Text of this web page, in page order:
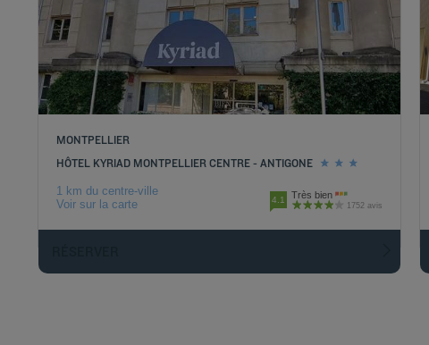
MONTPELLIER
HÔTEL KYRIAD MONTPELLIER CENTRE - ANTIGONE
1 km du centre-ville
Voir sur la carte
4.1 Très bien
1752 avis